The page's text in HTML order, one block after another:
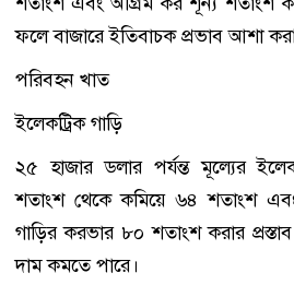
ফলে বাজারে ইতিবাচক প্রভাব আশা
পরিবহন খাত
ইলেকট্রিক গাড়ি
২৫ হাজার ডলার পর্যন্ত মূল্যের
শতাংশ থেকে কমিয়ে ৬৪ শতাংশ
গাড়ির করভার ৮০ শতাংশ করার
দাম কমতে পারে।